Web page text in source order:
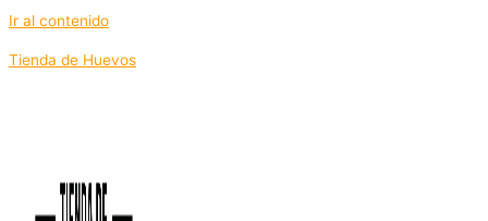
Ir al contenido
Tienda de Huevos